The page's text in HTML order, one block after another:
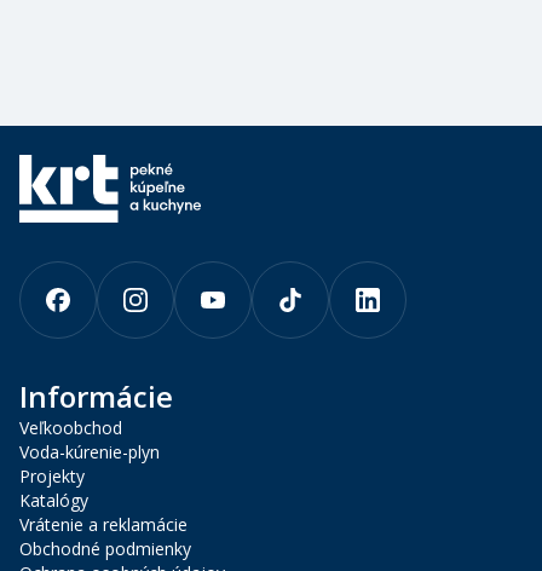
Informácie
Veľkoobchod
Voda-kúrenie-plyn
Projekty
Katalógy
Vrátenie a reklamácie
Obchodné podmienky